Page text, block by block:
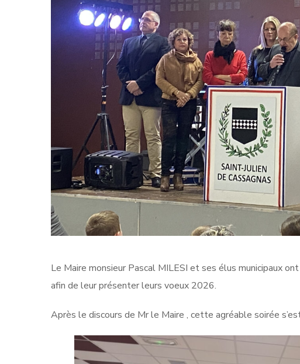
Le Maire monsieur Pascal MILESI et ses élus municipaux
afin de leur présenter leurs voeux 2026.
Après le discours de Mr le Maire , cette agréable soirée